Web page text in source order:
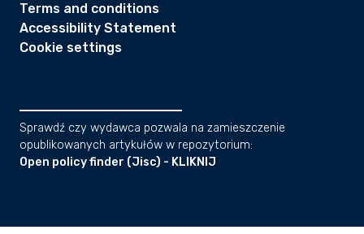
Terms and conditions
Accessibility Statement
Cookie settings
Sprawdź czy wydawca pozwala na zamieszczenie
opublikowanych artykułów w repozytorium:
Open policy finder (Jisc) - KLIKNIJ